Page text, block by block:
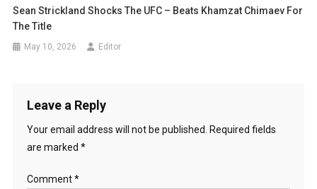
Sean Strickland Shocks The UFC – Beats Khamzat Chimaev For
The Title
May 10, 2026 Editor
Leave a Reply
Your email address will not be published.
Required fields
are marked *
Comment*